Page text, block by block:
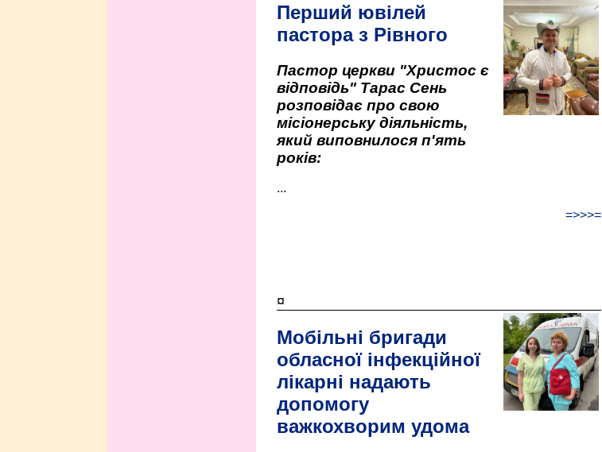
Перший ювілей
пастора з Рівного
Пастор церкви "Христос є
відповідь" Тарас Сень
розповідає про свою
місіонерську діяльність,
який виповнилося п'ять
років:
...
=>>>=
¤
Мобільні бригади
обласної інфекційної
лікарні надають
допомогу
важкохворим удома